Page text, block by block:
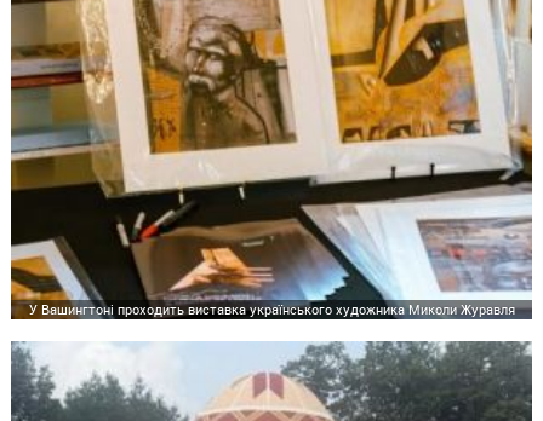
У Вашингтоні проходить виставка українського художника Миколи Журавля